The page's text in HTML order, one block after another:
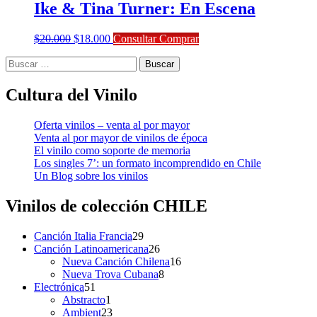
Ike & Tina Turner: En Escena
$20.000 El
$20.000.
$18.000El
$18.000.
Consultar Comprar
Buscar:
Cultura del Vinilo
Oferta vinilos – venta al por mayor
Venta al por mayor de vinilos de época
El vinilo como soporte de memoria
Los singles 7’: un formato incomprendido en Chile
Un Blog sobre los vinilos
Vinilos de colección CHILE
Canción Italia Francia2929
productos
Canción Latinoamericana2626
productos
Nueva Canción Chilena1616
Nueva Trova Cubana88
Electrónica51
productos
Abstracto1
producto
Ambient2323